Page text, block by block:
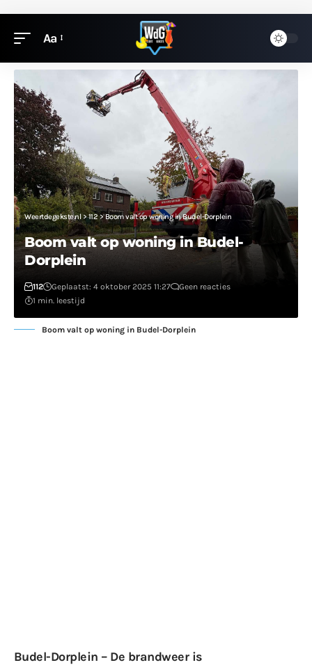
Aa
Weertdegekste.nl>112>Boom valt op woning in Budel-Dorplein
Boom valt op woning in Budel-
Dorplein
112 Geplaatst: 4 oktober 2025 11:27
Geen reacties
1 min. leestijd
Boom valt op woning in Budel-Dorplein
Budel-Dorplein – De brandweer is